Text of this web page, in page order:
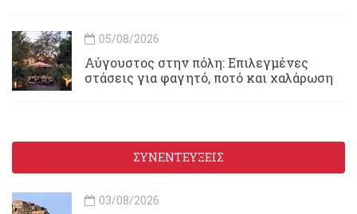
05/08/2026
Αύγουστος στην πόλη: Επιλεγμένες
στάσεις για φαγητό, ποτό και χαλάρωση
ΣΥΝΕΝΤΕΥΞΕΙΣ
03/08/2026